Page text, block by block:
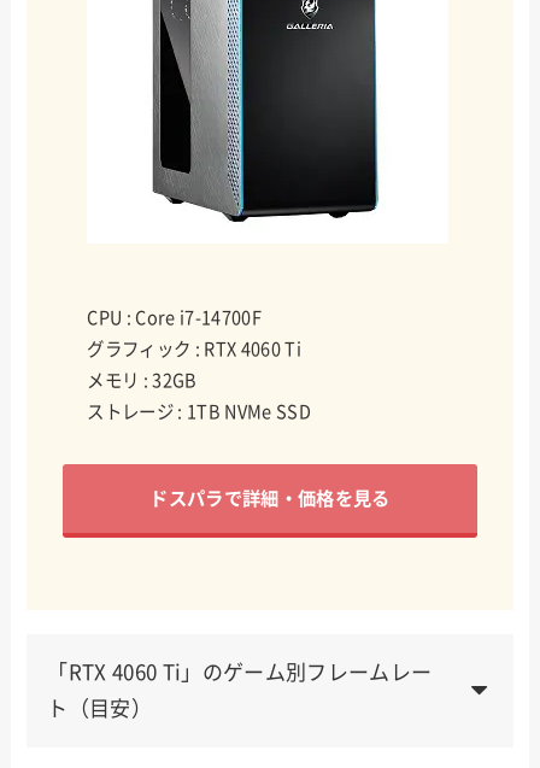
CPU : Core i7-14700F
グラフィック : RTX 4060 Ti
メモリ : 32GB
ストレージ : 1TB NVMe SSD
ドスパラで詳細・価格を見る
「RTX 4060 Ti」のゲーム別フレームレー
ト（目安）